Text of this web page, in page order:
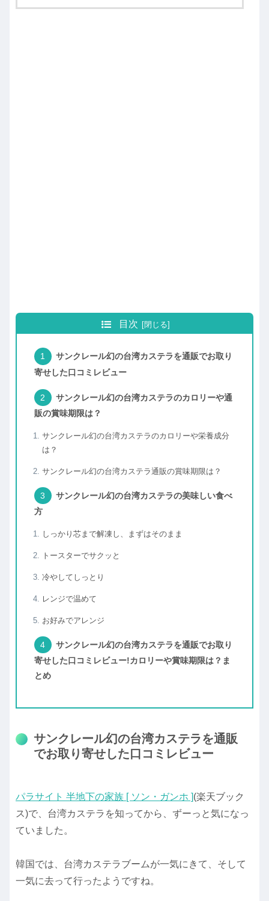
目次
サンクレール幻の台湾カステラを通販でお取り
寄せした口コミレビュー
サンクレール幻の台湾カステラのカロリーや通
販の賞味期限は？
サンクレール幻の台湾カステラのカロリーや栄養成分
は？
サンクレール幻の台湾カステラ通販の賞味期限は？
サンクレール幻の台湾カステラの美味しい食べ
方
しっかり芯まで解凍し、まずはそのまま
トースターでサクッと
冷やしてしっとり
レンジで温めて
お好みでアレンジ
サンクレール幻の台湾カステラを通販でお取り
寄せした口コミレビュー!カロリーや賞味期限は？ま
とめ
サンクレール幻の台湾カステラを通販
でお取り寄せした口コミレビュー
パラサイト 半地下の家族 [ ソン・ガンホ ](楽天ブック
ス)で、台湾カステラを知ってから、ずーっと気になっ
ていました。
韓国では、台湾カステラブームが一気にきて、そして
一気に去って行ったようですね。